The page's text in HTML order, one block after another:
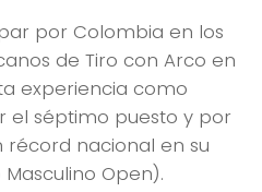
por Colombia en los
de Tiro con Arco en
experiencia como
el séptimo puesto y por
récord nacional en su
Open).